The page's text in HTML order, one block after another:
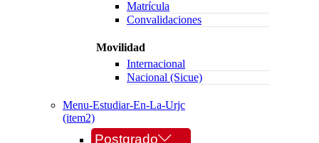
Matrícula
Convalidaciones
Movilidad
Internacional
Nacional (Sicue)
Menu-Estudiar-En-La-Urjc
(item2)
Postgrado